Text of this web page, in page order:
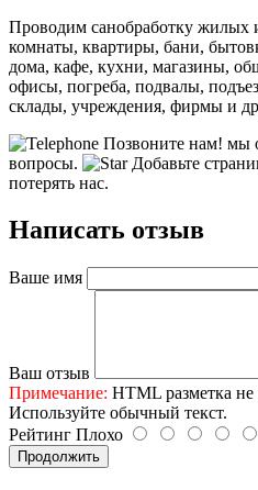
Проводим санобработку
комнаты, квартиры, бани,
дома, кафе, кухни, магазины,
офисы, погреба, подвалы,
склады, учреждения, фирмы и
Позвоните нам! мы
вопросы.
Добавьте
потерять нас.
Написать отзыв
Ваше имя
Ваш отзыв
Примечание: HTML разметка
Используйте обычный текст.
Рейтинг Плохо
Продолжить